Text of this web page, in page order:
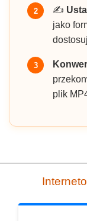
2 ✍️
jako
3
plik